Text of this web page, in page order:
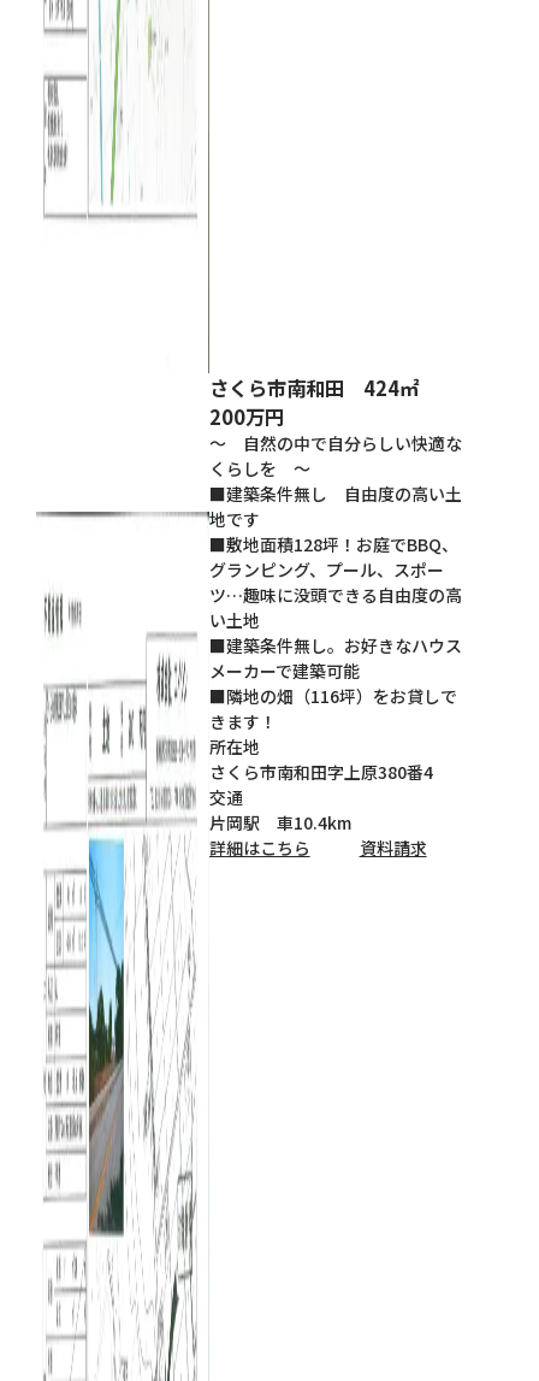
さくら市南和田 424㎡
200万円
～ 自然の中で自分らしい快適な
くらしを ～
■建築条件無し 自由度の高い土
地です
■敷地面積128坪！お庭でBBQ、
グランピング、プール、スポー
ツ…趣味に没頭できる自由度の高
い土地
■建築条件無し。お好きなハウス
メーカーで建築可能
■隣地の畑（116坪）をお貸しで
きます！
所在地
さくら市南和田字上原380番4
交通
片岡駅 車10.4km
詳細はこちら
資料請求